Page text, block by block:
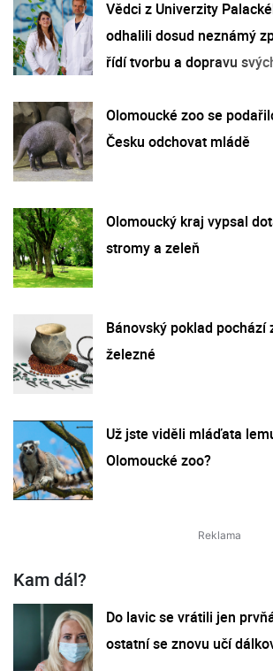
Vědci z Univerzity
odhalili dosud neznámý
řídí tvorbu a dopravu
Olomoucké zoo se
Česku odchovat mládě
Olomoucký kraj vypsal
stromy a zeleň
Bánovský poklad pochází
železné
Už jste viděli mláďata
Olomoucké zoo?
Kam dál?
Do lavic se vrátili jen
ostatní se znovu učí